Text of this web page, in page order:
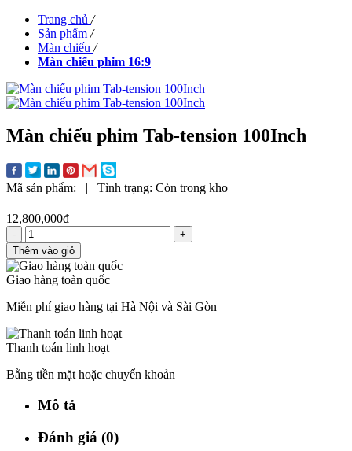
Trang chủ /
Sản phẩm /
Màn chiếu /
Màn chiếu phim 16:9
Màn chiếu phim Tab-tension 100Inch
Mã sản phẩm: | Tình trạng: Còn trong kho
12,800,000đ
-
+
Thêm vào giỏ
Giao hàng toàn quốc
Miễn phí giao hàng tại Hà Nội và Sài Gòn
Thanh toán linh hoạt
Bằng tiền mặt hoặc chuyển khoản
Mô tả
Đánh giá (0)